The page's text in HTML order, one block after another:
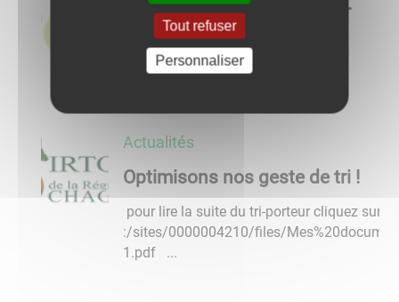
Transport à la demande sur
réservation avec Cote&bus
Actualités
Optimisons nos geste de tri !
pour lire la suite du tri-porteur cliquez sur
:/sites/0000004210/files/
1.pdf ...
Tout refuser
Personnaliser